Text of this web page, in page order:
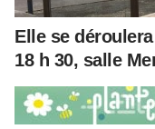
Elle se
18 h 30, salle